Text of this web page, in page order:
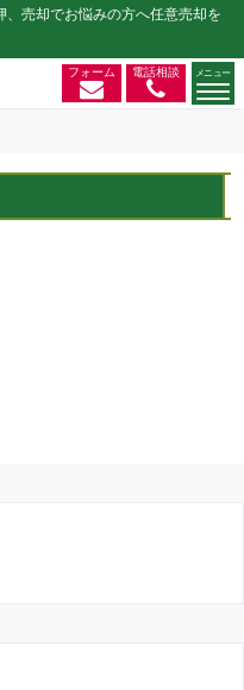
売却でお悩みの方へ任意売却を
フォーム 電話相談